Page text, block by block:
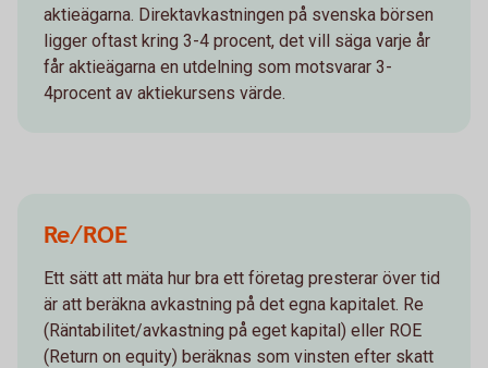
aktieägarna. Direktavkastningen på svenska börsen
ligger oftast kring 3-4 procent, det vill säga varje år
får aktieägarna en utdelning som motsvarar 3-
4procent av aktiekursens värde.
Re/ROE
Ett sätt att mäta hur bra ett företag presterar över tid
är att beräkna avkastning på det egna kapitalet. Re
(Räntabilitet/avkastning på eget kapital) eller ROE
(Return on equity) beräknas som vinsten efter skatt